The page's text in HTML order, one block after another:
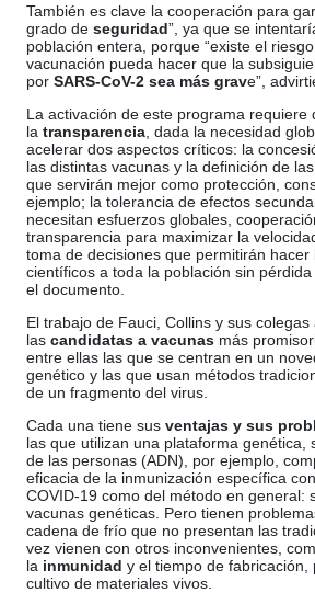
También es clave la cooperación para
grado deseguridad”, ya que se
población entera, porque “existe el
vacunación pueda hacer que la
porSARS-CoV-2 sea más grave”,
La activación de este programa requiere
latransparencia , dada la necesidad
acelerar dos aspectos críticos: la
las distintas vacunas y la definición de
que servirán mejor como protección,
ejemplo; la tolerancia de efectos
necesitan esfuerzos globales,
transparencia para maximizar la
toma de decisiones que permitirán hacer
científicos a toda la población sin
el documento.
El trabajo de Fauci, Collins y sus
las candidatas a vacunas más
entre ellas las que se centran en un
genético y las que usan métodos
de un fragmento del virus.
Cada una tiene susventajas y sus
las que utilizan una plataforma genética,
de las personas (ADN), por ejemplo,
eficacia de la inmunización específica
COVID-19 como del método en general:
vacunas genéticas. Pero tienen
cadena de frío que no presentan las
vez vienen con otros inconvenientes,
la inmunidad y el tiempo de fabricación,
cultivo de materiales vivos.